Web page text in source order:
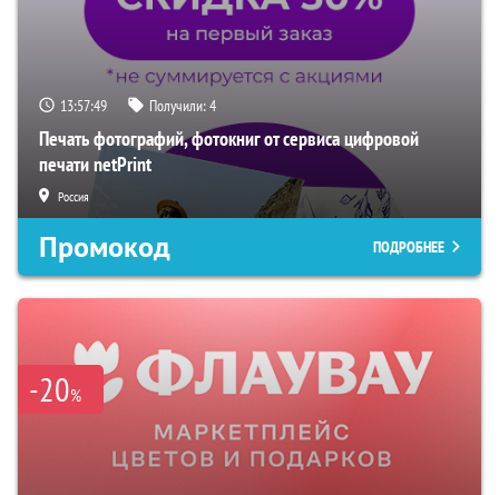
13:57:48 Получили:4
Печать фотографий, фотокниг от сервиса цифровой
печати netPrint
Россия
Промокод ПОДРОБНЕЕ
-20%